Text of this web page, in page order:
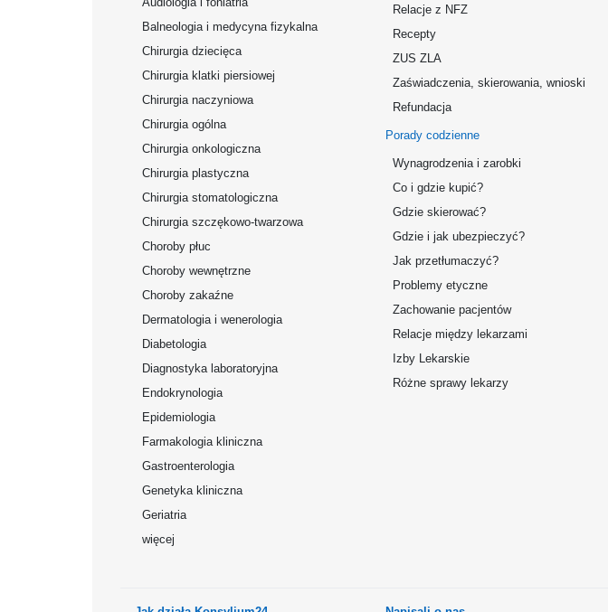
Balneologia i medycyna fizykalna
Chirurgia dziecięca
Chirurgia klatki piersiowej
Chirurgia naczyniowa
Chirurgia ogólna
Chirurgia onkologiczna
Chirurgia plastyczna
Chirurgia stomatologiczna
Chirurgia szczękowo-twarzowa
Choroby płuc
Choroby wewnętrzne
Choroby zakaźne
Dermatologia i wenerologia
Diabetologia
Diagnostyka laboratoryjna
Endokrynologia
Epidemiologia
Farmakologia kliniczna
Gastroenterologia
Genetyka kliniczna
Geriatria
więcej
Relacje z NFZ
Recepty
ZUS ZLA
Zaświadczenia, skierowania, wnioski
Refundacja
Porady codzienne
Wynagrodzenia i zarobki
Co i gdzie kupić?
Gdzie skierować?
Gdzie i jak ubezpieczyć?
Jak przetłumaczyć?
Problemy etyczne
Zachowanie pacjentów
Relacje między lekarzami
Izby Lekarskie
Różne sprawy lekarzy